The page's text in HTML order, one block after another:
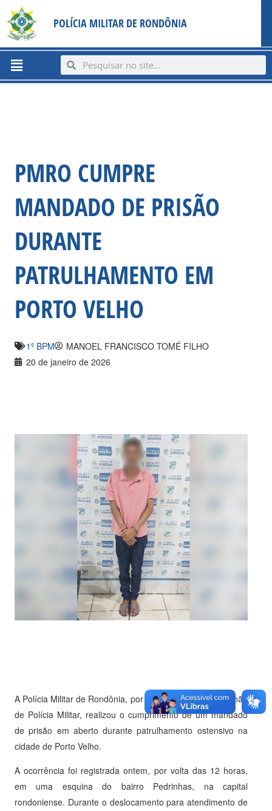
content
para
conteúdo
POLÍCIA MILITAR DE RONDÔNIA
Menu SearchSearch
PMRO CUMPRE
MANDADO DE PRISÃO
DURANTE
PATRULHAMENTO EM
PORTO VELHO
1º BPM
MANOEL FRANCISCO TOMÉ FILHO
20 de janeiro de 2026
A Polícia Militar de Rondônia, por meio do Primeiro Batalhão
de Polícia Militar, realizou o cumprimento de um mandado
de prisão em aberto durante patrulhamento ostensivo na
cidade de Porto Velho.
A ocorrência foi registrada ontem, por volta das 12 horas,
em uma esquina do bairro Pedrinhas, na capital
rondoniense. Durante o deslocamento para atendimento de